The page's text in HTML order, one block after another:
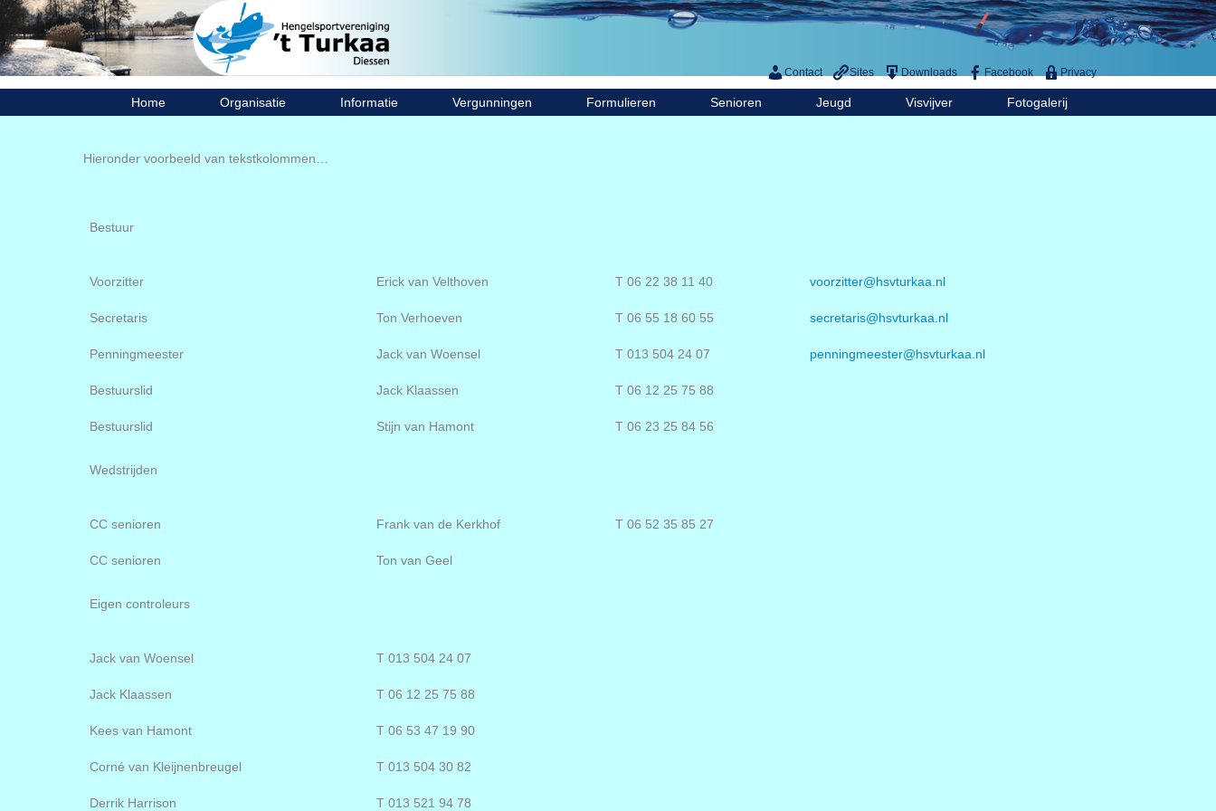
Ga
naar
de
Contact Sites Downloads Facebook Privacy
Home Organisatie Informatie Vergunningen Formulieren Senioren Jeugd Visvijver Fotogalerij
Hieronder voorbeeld van tekstkolommen…
Bestuur
Voorzitter Erick van Velthoven T 06 22 38 11 40 voorzitter@hsvturkaa.nl
Secretaris Ton Verhoeven T 06 55 18 60 55 secretaris@hsvturkaa.nl
Penningmeester Jack van Woensel T 013 504 24 07 penningmeester@hsvturkaa.nl
Bestuurslid Jack Klaassen T 06 12 25 75 88
Bestuurslid Stijn van Hamont T 06 23 25 84 56
Wedstrijden
CC senioren Frank van de Kerkhof T 06 52 35 85 27
CC senioren Ton van Geel
Eigen controleurs
Jack van Woensel T 013 504 24 07
Jack Klaassen T 06 12 25 75 88
Kees van Hamont T 06 53 47 19 90
Corné van Kleijnenbreugel T 013 504 30 82
Derrik Harrison T 013 521 94 78